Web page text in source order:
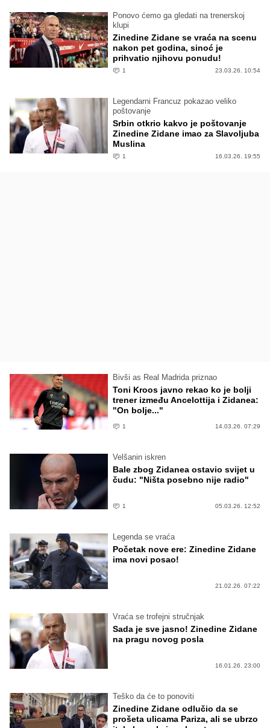
Ponovo ćemo ga gledati na trenerskoj
klupi
Zinedine Zidane se vraća na scenu
nakon pet godina, sinoć je
prihvatio njihovu ponudu!
1 23.03.26. 10:54
Legendarni Francuz pokazao veliko
poštovanje
Srbin otkrio kakvo je poštovanje
Zinedine Zidane imao za Slavoljuba
Muslina
1 16.03.26. 19:55
Bivši as Real Madrida priznao
Toni Kroos javno rekao ko je bolji
trener između Ancelottija i Zidanea:
"On bolje..."
1 14.03.26. 07:29
Velšanin iskren
Bale zbog Zidanea ostavio svijet u
čudu: "Ništa posebno nije radio"
1 05.03.26. 12:52
Legenda se vraća
Početak nove ere: Zinedine Zidane
ima novi posao!
21.02.26. 07:22
Vraća se trofejni stručnjak
Sada je sve jasno! Zinedine Zidane
na pragu novog posla
16.01.26. 23:00
Teško da će to ponoviti
Zinedine Zidane odlučio da se
prošeta ulicama Pariza, ali se ubrzo